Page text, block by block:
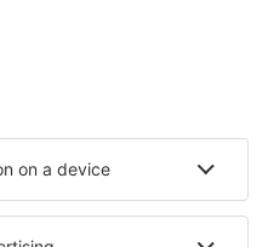
către utilizatorii eSky